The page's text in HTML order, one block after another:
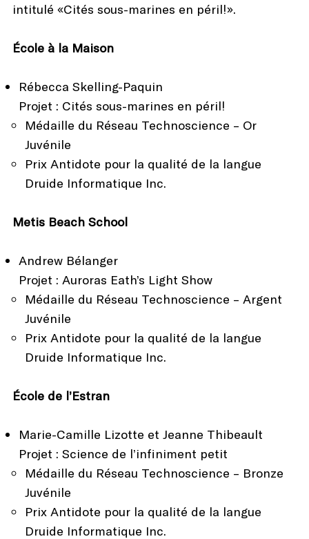
intitulé «Cités sous-marines en péril!».
École à la Maison
Rébecca Skelling-Paquin
Projet : Cités sous-marines en péril!
Médaille du Réseau Technoscience – Or
Juvénile
Prix Antidote pour la qualité de la langue
Druide Informatique Inc.
Metis Beach School
Andrew Bélanger
Projet : Auroras Eath’s Light Show
Médaille du Réseau Technoscience – Argent
Juvénile
Prix Antidote pour la qualité de la langue
Druide Informatique Inc.
École de l’Estran
Marie-Camille Lizotte et Jeanne Thibeault
Projet : Science de l’infiniment petit
Médaille du Réseau Technoscience – Bronze
Juvénile
Prix Antidote pour la qualité de la langue
Druide Informatique Inc.